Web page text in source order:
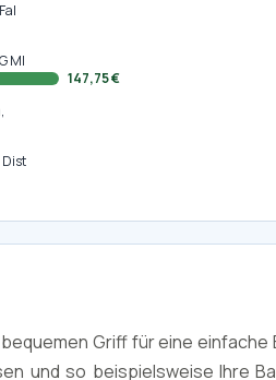
MI
147,75 €
Dist
Griff für eine
und so beispielsweise Ihre